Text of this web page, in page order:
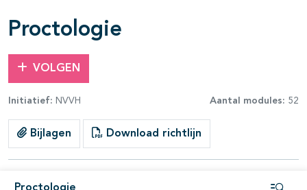
Proctologie
VOLGEN
Initiatief: NVVH Aantal modules: 52
Bijlagen Download richtlijn
open- en dichtklappen